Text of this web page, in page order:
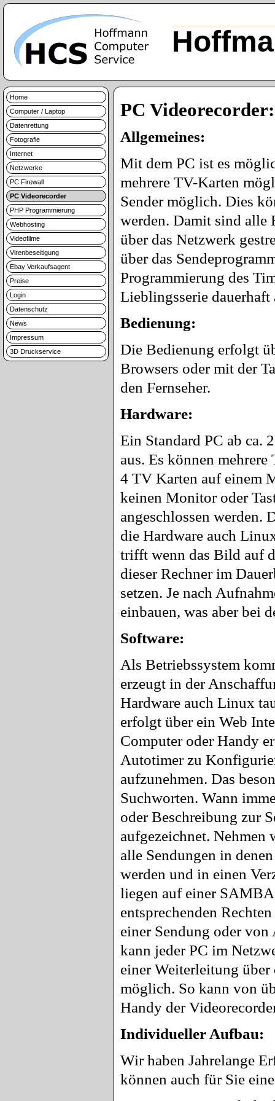
Home
Computer / Laptop
Datenrettung
Fotografie
Internet
Netzwerke
PC Firewall
PC Videorecorder
PHP Programmierung
Webhosting
Videofilme
Virenbeseitigung
Ebay Verkaufsagent
Preise
Login
Datenschutz
News
Impressum
3D Druckservice
PC Videorecorder:
Allgemeines:
Mit dem PC ist es
mehrere TV-Karten
Sender möglich. Dies
werden. Damit sind alle
über das Netzwerk
über das
Programmierung des
Lieblingsserie dauerhaft
Bedienung:
Die Bedienung erfolgt
Browsers oder mit der
den Fernseher.
Hardware:
Ein Standard PC ab ca.
aus. Es können
4 TV Karten auf einem
keinen Monitor oder
angeschlossen werden.
die Hardware auch
trifft wenn das Bild auf
dieser Rechner im
setzen. Je nach
einbauen, was aber bei
Software:
Als Betriebssystem
erzeugt in der
Hardware auch Linux
erfolgt über ein Web
Computer oder Handy
Autotimer zu
aufzunehmen. Das
Suchworten. Wann
oder Beschreibung zur
aufgezeichnet.
alle Sendungen in
werden und in einen
liegen auf einer
entsprechenden
einer Sendung oder
kann jeder PC im
einer Weiterleitung
möglich. So kann von
Handy der
Individueller Aufbau:
Wir haben Jahrelange
können auch für Sie